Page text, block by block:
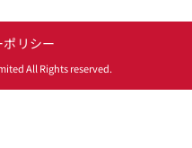
リシー
All Rights reserved.